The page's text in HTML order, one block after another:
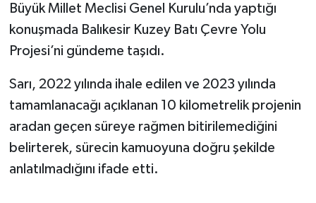
Büyük Millet Meclisi Genel Kurulu’nda yaptığı
konuşmada Balıkesir Kuzey Batı Çevre Yolu
Projesi’ni gündeme taşıdı.
Sarı, 2022 yılında ihale edilen ve 2023 yılında
tamamlanacağı açıklanan 10 kilometrelik projenin
aradan geçen süreye rağmen bitirilemediğini
belirterek, sürecin kamuoyuna doğru şekilde
anlatılmadığını ifade etti.
Manyas
OTOMOTİV
Resmi İlanlar
SAĞLIK